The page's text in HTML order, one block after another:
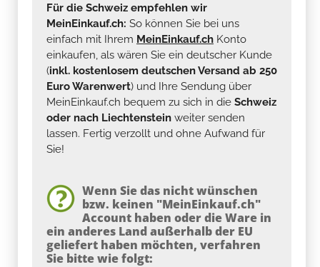
Für die Schweiz empfehlen wir
MeinEinkauf.ch: So können Sie bei uns
einfach mit Ihrem MeinEinkauf.ch Konto
einkaufen, als wären Sie ein deutscher Kunde
(inkl. kostenlosem deutschen Versand ab 250
Euro Warenwert) und Ihre Sendung über
MeinEinkauf.ch bequem zu sich in die Schweiz
oder nach Liechtenstein weiter senden
lassen. Fertig verzollt und ohne Aufwand für
Sie!
Wenn Sie das nicht wünschen
bzw. keinen "MeinEinkauf.ch"
Account haben oder die Ware in
ein anderes Land außerhalb der EU
geliefert haben möchten, verfahren
Sie bitte wie folgt: